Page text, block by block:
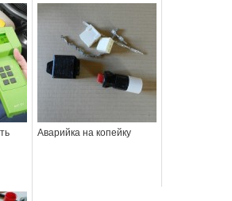
Аварийка на копейку